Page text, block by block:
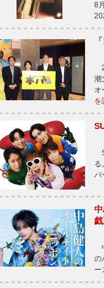
8
潮
オ
を
る
パ
の
ー